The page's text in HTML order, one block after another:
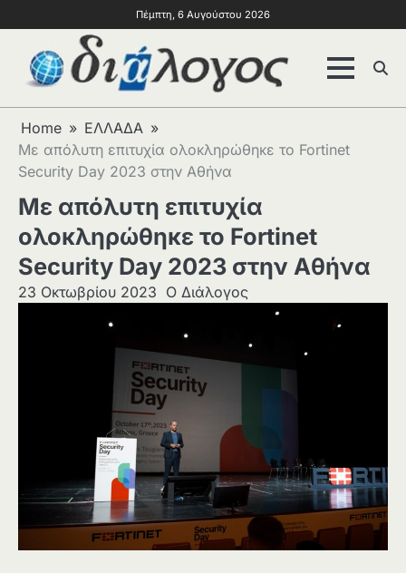
Πέμπτη, 6 Αυγούστου 2026
Home
ΕΛΛΑΔΑ
Με απόλυτη επιτυχία ολοκληρώθηκε το Fortinet
Security Day 2023 στην Αθήνα
Με απόλυτη επιτυχία
ολοκληρώθηκε το Fortinet
Security Day 2023 στην Αθήνα
23 Οκτωβρίου 2023 Ο Διάλογος